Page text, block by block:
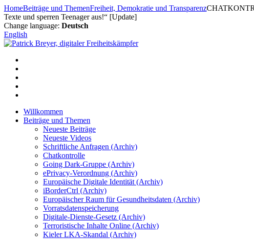
Zum
Inhalt
springen
HomeBeiträge und ThemenFreiheit, Demokratie und Transparenz
Texte und sperren Teenager aus!“ [Update]
Change language: Deutsch
English
Willkommen
Beiträge und Themen
Neueste Beiträge
Neueste Videos
Schriftliche Anfragen (Archiv)
Chatkontrolle
Going Dark-Gruppe (Archiv)
ePrivacy-Verordnung (Archiv)
Europäische Digitale Identität (Archiv)
iBorderCtrl (Archiv)
Europäischer Raum für Gesundheitsdaten (Archiv)
Vorratsdatenspeicherung
Digitale-Dienste-Gesetz (Archiv)
Terroristische Inhalte Online (Archiv)
Kieler LKA-Skandal (Archiv)